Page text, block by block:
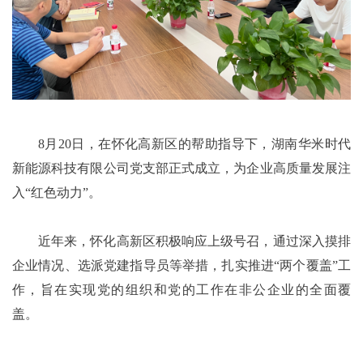
8月20日，在怀化高新区的帮助指导下，湖南华米时代
新能源科技有限公司党支部正式成立，为企业高质量发展注
入“红色动力”。
近年来，怀化高新区积极响应上级号召，通过深入摸排
企业情况、选派党建指导员等举措，扎实推进“两个覆盖”工
作，旨在实现党的组织和党的工作在非公企业的全面覆
盖。